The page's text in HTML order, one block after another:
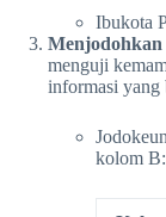
Ibukota
menguji
informasi yang
kolom B: